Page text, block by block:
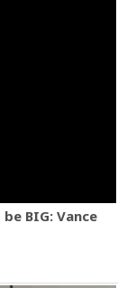
BIG: Vance